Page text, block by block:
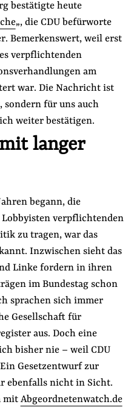
bestätigte heute
„, die CDU befürworte
Bemerkenswert, weil erst
verpflichtenden
am
war. Die Nachricht ist
sondern für uns auch
weiter bestätigen.
langer
begann, die
verpflichtenden
zu tragen, war das
Inzwischen sieht das
Linke fordern in ihren
im Bundestag schon
sprachen sich immer
Gesellschaft für
aus. Doch eine
bisher nie – weil CDU
Gesetzentwurf zur
ebenfalls nicht in Sicht.
mit Abgeordnetenwatch.de